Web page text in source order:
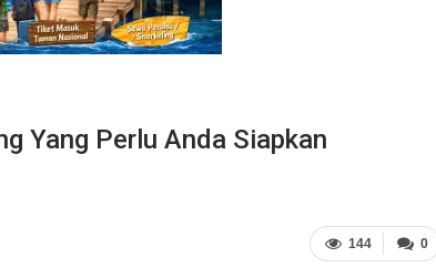
Yang Perlu Anda Siapkan
0
144